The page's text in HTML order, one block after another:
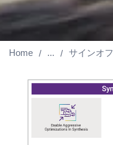
Home ... サインオフ